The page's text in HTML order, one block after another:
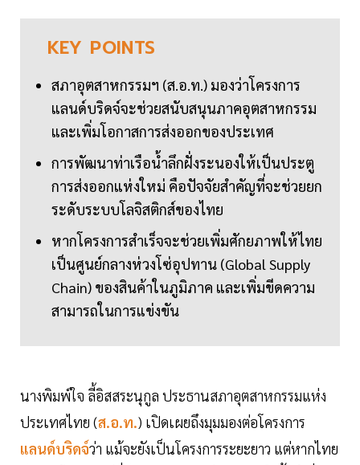
KEY POINTS
สภาอุตสาหกรรมฯ (ส.อ.ท.) มองว่าโครงการ
แลนด์บริดจ์จะช่วยสนับสนุนภาคอุตสาหกรรม
และเพิ่มโอกาสการส่งออกของประเทศ
การพัฒนาท่าเรือน้ำลึกฝั่งระนองให้เป็นประตู
การส่งออกแห่งใหม่ คือปัจจัยสำคัญที่จะช่วยยก
ระดับระบบโลจิสติกส์ของไทย
หากโครงการสำเร็จจะช่วยเพิ่มศักยภาพให้ไทย
เป็นศูนย์กลางห่วงโซ่อุปทาน (Global Supply
Chain) ของสินค้าในภูมิภาค และเพิ่มขีดความ
สามารถในการแข่งขัน
นางพิมพ์ใจ ลี้อิสสระนุกูล ประธานสภาอุตสาหกรรมแห่ง
ประเทศไทย (ส.อ.ท.) เปิดเผยถึงมุมมองต่อโครงการ
แลนด์บริดจ์ว่า แม้จะยังเป็นโครงการระยะยาว แต่หากไทย